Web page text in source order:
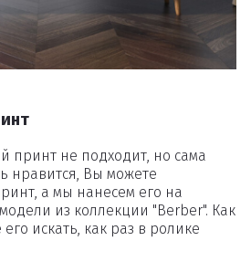
принт не подходит, но сама
нравится, Вы можете
а мы нанесем его на
из коллекции "Berber". Как
искать, как раз в ролике